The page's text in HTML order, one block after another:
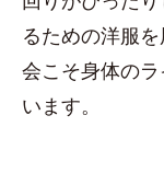
るための洋服
会こそ身体の
います。